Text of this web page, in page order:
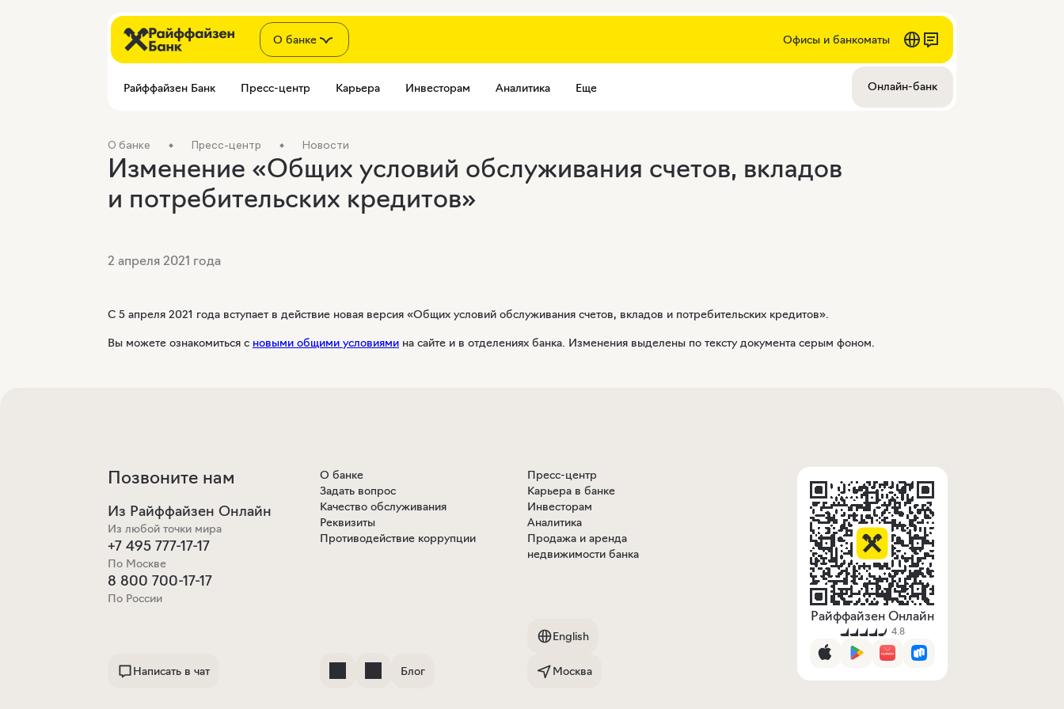
О банке Офисы и банкоматы
Райффайзен Банк Пресс-центр Карьера Инвесторам Аналитика Еще Онлайн-банк
О банке Пресс-центр Новости
Изменение «Общих условий обслуживания счетов, вкладов
и потребительских кредитов»
2 апреля 2021 года
С 5 апреля 2021 года вступает в действие новая версия «Общих условий обслуживания счетов, вкладов и потребительских кредитов».
Вы можете ознакомиться с новыми общими условиями на сайте и в отделениях банка. Изменения выделены по тексту документа серым фоном.
Позвоните нам
Из Райффайзен Онлайн
Из любой точки мира
+7 495 777-17-17
По Москве
8 800 700-17-17
По России
О банке
Задать вопрос
Качество обслуживания
Реквизиты
Противодействие коррупции
Пресс-центр
Карьера в банке
Инвесторам
Аналитика
Продажа и аренда
недвижимости банка
Райффайзен Онлайн
4.8
Написать в чат Блог
English
Москва